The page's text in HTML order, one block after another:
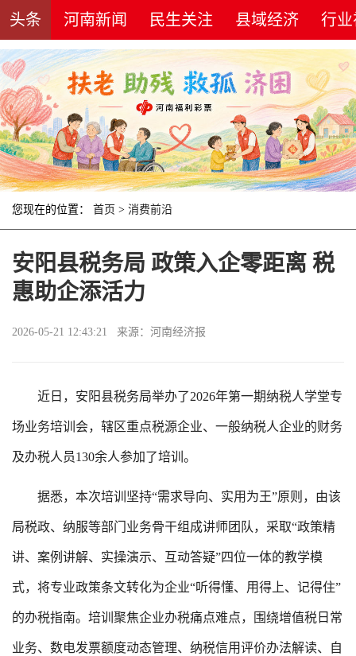
头条 河南新闻 民生关注 县域经济 行
您现在的位置： 首页 > 消费前沿
安阳县税务局 政策入企零距离 税
惠助企添活力
2026-05-21 12:43:21 来源：河南经济报
近日，安阳县税务局举办了2026年第一期纳税人学堂专
场业务培训会，辖区重点税源企业、一般纳税人企业的财务
及办税人员130余人参加了培训。
据悉，本次培训坚持“需求导向、实用为王”原则，由该
局税政、纳服等部门业务骨干组成讲师团队，采取“政策精
讲、案例讲解、实操演示、互动答疑”四位一体的教学模
式，将专业政策条文转化为企业“听得懂、用得上、记得住”
的办税指南。培训聚焦企业办税痛点难点，围绕增值税日常
业务、数电发票额度动态管理、纳税信用评价办法解读、自